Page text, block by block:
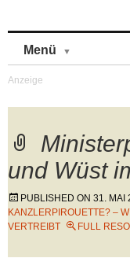
Menü
und Wüst
PUBLISHED ON 31. MAI
KANZLERPIROUETTE? –
VERTREIBT
FULL